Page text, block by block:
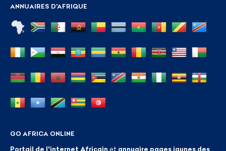
ANNUAIRES D'AFRIQUE
GO AFRICA ONLINE
Portail de l'internet Africain et annuaire pages jaunes des